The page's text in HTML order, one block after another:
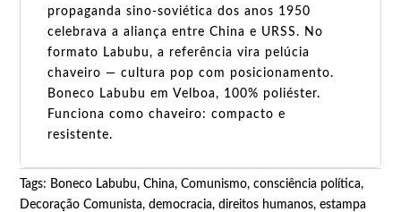
propaganda sino-soviética dos anos 1950
celebrava a aliança entre China e URSS. No
formato Labubu, a referência vira pelúcia
chaveiro — cultura pop com posicionamento.
Boneco Labubu em Velboa, 100% poliéster.
Funciona como chaveiro: compacto e
resistente.
Tags: Boneco Labubu,China,Comunismo,consciência política,
Decoração Comunista,democracia,direitos humanos,estampa